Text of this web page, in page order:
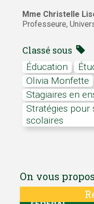
Mme Christelle
Professeure,
Classé sous
Éducation
Olivia Monfette
stagiaires en
stratégies pour surmonter les difficultés
scolaires
On vous